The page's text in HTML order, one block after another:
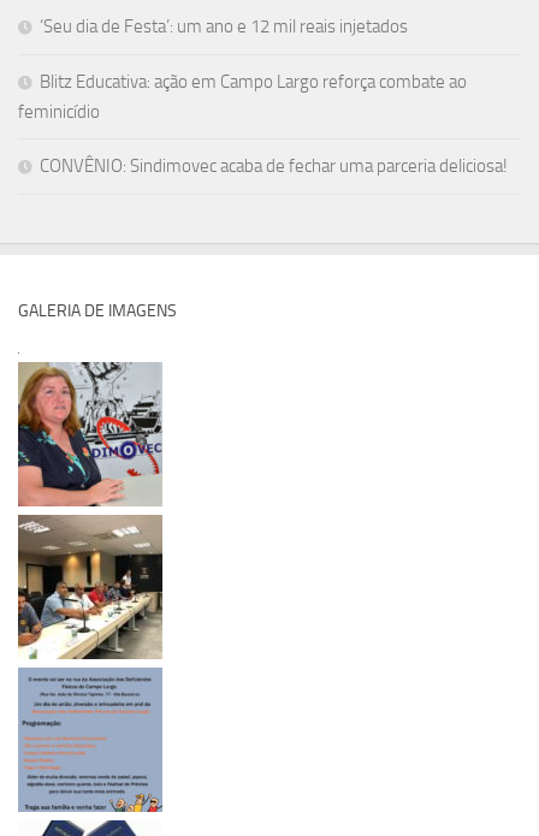
‘Seu dia de Festa’: um ano e 12 mil reais injetados
Blitz Educativa: ação em Campo Largo reforça combate ao
feminicídio
CONVÊNIO: Sindimovec acaba de fechar uma parceria deliciosa!
GALERIA DE IMAGENS